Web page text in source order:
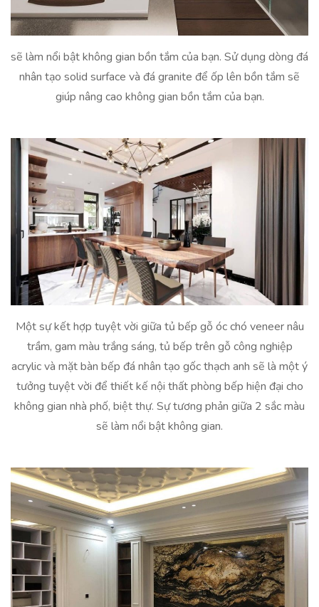
sẽ làm nổi bật không gian bồn tắm của bạn. Sử dụng dòng đá
nhân tạo solid surface và đá granite để ốp lên bồn tắm sẽ
giúp nâng cao không gian bồn tắm của bạn.
Một sự kết hợp tuyệt vời giữa tủ bếp gỗ óc chó veneer nâu
trầm, gam màu trắng sáng, tủ bếp trên gỗ công nghiệp
acrylic và mặt bàn bếp đá nhân tạo gốc thạch anh sẽ là một ý
tưởng tuyệt vời để thiết kế nội thất phòng bếp hiện đại cho
không gian nhà phố, biệt thự. Sự tương phản giữa 2 sắc màu
sẽ làm nổi bật không gian.